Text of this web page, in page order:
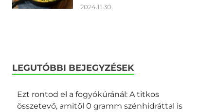
2024.11.30
LEGUTÓBBI BEJEGYZÉSEK
Ezt rontod el a fogyókúránál: A titkos
összetevő, amitől 0 gramm szénhidráttal is